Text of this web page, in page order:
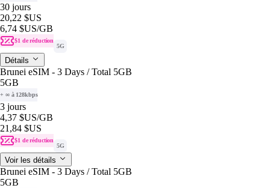
30 jours
20,22 $US
6,74 $US/GB
$1 de réduction
5G
Détails
Brunei eSIM - 3 Days / Total 5GB
5GB
+ ∞ à 128kbps
3 jours
4,37 $US/GB
21,84 $US
$1 de réduction
5G
Voir les détails
Brunei eSIM - 3 Days / Total 5GB
5GB